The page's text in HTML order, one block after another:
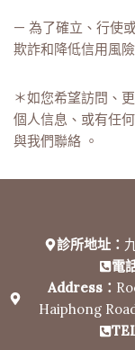
— 為了確立、行使
欺詐和降低信用風
＊如您希望訪問、
個人信息、或有任
與我們聯絡 。
診所地址：
電
Address：
Haiphong